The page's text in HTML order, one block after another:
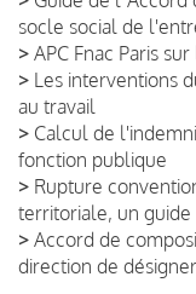
socle social de
> APC Fnac Paris
> Les interventions
au travail
> Calcul de
fonction publique
> Rupture
territoriale, un guide
> Accord de
direction de